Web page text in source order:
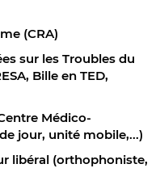
(CRA)
sur les Troubles du
Bille en TED,
Médico-
jour, unité mobile,...)
libéral (orthophoniste,